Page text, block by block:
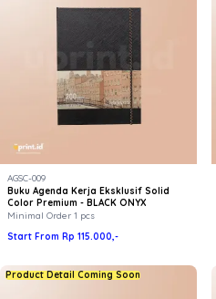
AGSC-009
Buku Agenda Kerja Eksklusif Solid
Color Premium - BLACK ONYX
Minimal Order 1 pcs
Start From Rp 115.000,-
Product Detail Coming Soon